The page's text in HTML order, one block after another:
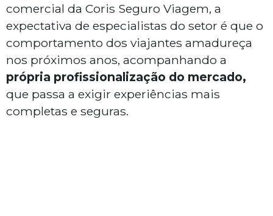
comercial da Coris Seguro Viagem, a
expectativa de especialistas do setor é que o
comportamento dos viajantes amadureça
nos próximos anos, acompanhando a
própria profissionalização do mercado,
que passa a exigir experiências mais
completas e seguras.